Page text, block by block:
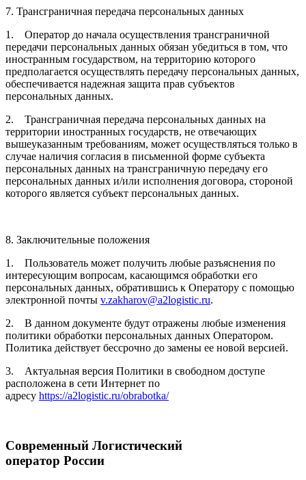
7. Трансграничная передача персональных данных
1. Оператор до начала осуществления трансграничной
передачи персональных данных обязан убедиться в том, что
иностранным государством, на территорию которого
предполагается осуществлять передачу персональных данных,
обеспечивается надежная защита прав субъектов
персональных данных.
2. Трансграничная передача персональных данных на
территории иностранных государств, не отвечающих
вышеуказанным требованиям, может осуществляться только в
случае наличия согласия в письменной форме субъекта
персональных данных на трансграничную передачу его
персональных данных и/или исполнения договора, стороной
которого является субъект персональных данных.
8. Заключительные положения
1. Пользователь может получить любые разъяснения по
интересующим вопросам, касающимся обработки его
персональных данных, обратившись к Оператору с помощью
электронной почты v.zakharov@a2logistic.ru.
2. В данном документе будут отражены любые изменения
политики обработки персональных данных Оператором.
Политика действует бессрочно до замены ее новой версией.
3. Актуальная версия Политики в свободном доступе
расположена в сети Интернет по
адресу https://a2logistic.ru/obrabotka/
Современный Логистический
оператор России